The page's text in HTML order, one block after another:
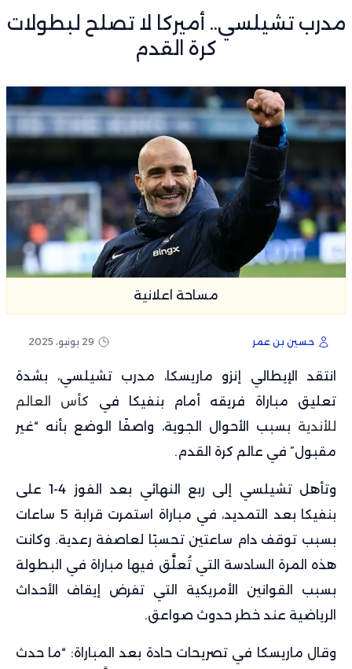
مدرب تشيلسي.. أميركا لا تصلح لبطولات
كرة القدم
مساحة اعلانية
حسين بن عمر 29 يونيو، 2025
انتقد الإيطالي إنزو ماريسكا، مدرب تشيلسي، بشدة
تعليق مباراة فريقه أمام بنفيكا في كأس العالم
للأندية بسبب الأحوال الجوية، واصفًا الوضع بأنه “غير
مقبول” في عالم كرة القدم.
وتأهل تشيلسي إلى ربع النهائي بعد الفوز 4-1 على
بنفيكا بعد التمديد، في مباراة استمرت قرابة 5 ساعات
بسبب توقف دام ساعتين تحسبًا لعاصفة رعدية. وكانت
هذه المرة السادسة التي تُعلَّق فيها مباراة في البطولة
بسبب القوانين الأمريكية التي تفرض إيقاف الأحداث
الرياضية عند خطر حدوث صواعق.
وقال ماريسكا في تصريحات حادة بعد المباراة: “ما حدث